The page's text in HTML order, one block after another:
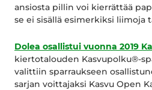
ansiosta pillin voi kierrättää
se ei sisällä esimerkiksi liimoja
Dolea osallistui vuonna 2019
kiertotalouden Kasvupolku®-
valittiin sparraukseen
sarjan voittajaksi Kasvu Open